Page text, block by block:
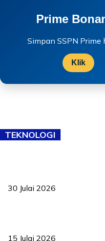
Prime
Simpan SSPN Prime
Klik
TEKNOLOGI
30 Julai 2026
15 Julai 2026